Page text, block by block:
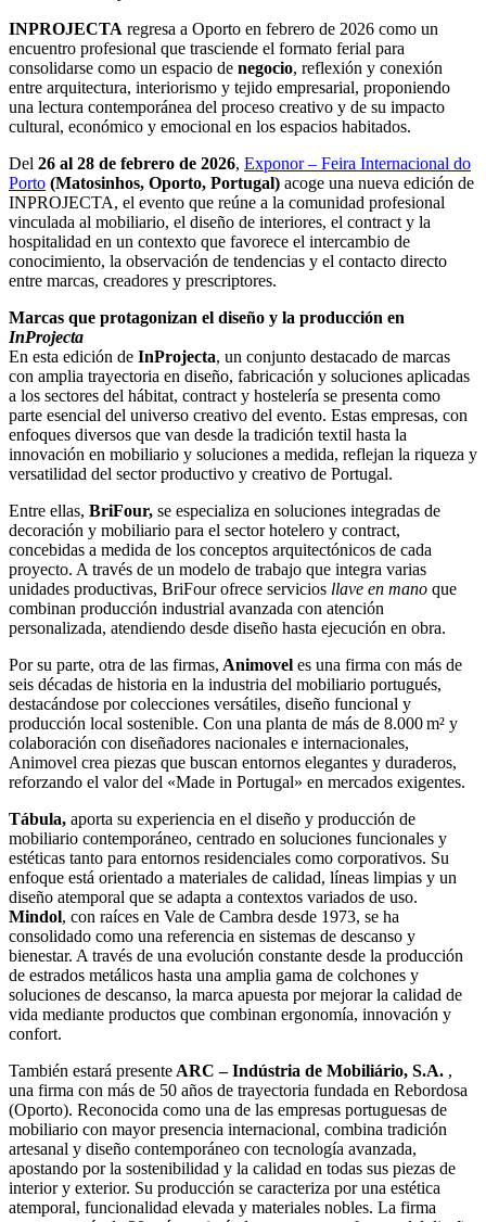
INPROJECTA regresa a Oporto en febrero de 2026 como un
encuentro profesional que trasciende el formato ferial para
consolidarse como un espacio de negocio, reflexión y conexión
entre arquitectura, interiorismo y tejido empresarial, proponiendo
una lectura contemporánea del proceso creativo y de su impacto
cultural, económico y emocional en los espacios habitados.
Del 26 al 28 de febrero de 2026, Exponor – Feira Internacional do
Porto (Matosinhos, Oporto, Portugal) acoge una nueva edición de
INPROJECTA, el evento que reúne a la comunidad profesional
vinculada al mobiliario, el diseño de interiores, el contract y la
hospitalidad en un contexto que favorece el intercambio de
conocimiento, la observación de tendencias y el contacto directo
entre marcas, creadores y prescriptores.
Marcas que protagonizan el diseño y la producción en
InProjecta
En esta edición de InProjecta, un conjunto destacado de marcas
con amplia trayectoria en diseño, fabricación y soluciones aplicadas
a los sectores del hábitat, contract y hostelería se presenta como
parte esencial del universo creativo del evento. Estas empresas, con
enfoques diversos que van desde la tradición textil hasta la
innovación en mobiliario y soluciones a medida, reflejan la riqueza y
versatilidad del sector productivo y creativo de Portugal.
Entre ellas, BriFour, se especializa en soluciones integradas de
decoración y mobiliario para el sector hotelero y contract,
concebidas a medida de los conceptos arquitectónicos de cada
proyecto. A través de un modelo de trabajo que integra varias
unidades productivas, BriFour ofrece servicios llave en mano que
combinan producción industrial avanzada con atención
personalizada, atendiendo desde diseño hasta ejecución en obra.
Por su parte, otra de las firmas, Animovel es una firma con más de
seis décadas de historia en la industria del mobiliario portugués,
destacándose por colecciones versátiles, diseño funcional y
producción local sostenible. Con una planta de más de 8.000 m² y
colaboración con diseñadores nacionales e internacionales,
Animovel crea piezas que buscan entornos elegantes y duraderos,
reforzando el valor del «Made in Portugal» en mercados exigentes.
Tábula, aporta su experiencia en el diseño y producción de
mobiliario contemporáneo, centrado en soluciones funcionales y
estéticas tanto para entornos residenciales como corporativos. Su
enfoque está orientado a materiales de calidad, líneas limpias y un
diseño atemporal que se adapta a contextos variados de uso.
Mindol, con raíces en Vale de Cambra desde 1973, se ha
consolidado como una referencia en sistemas de descanso y
bienestar. A través de una evolución constante desde la producción
de estrados metálicos hasta una amplia gama de colchones y
soluciones de descanso, la marca apuesta por mejorar la calidad de
vida mediante productos que combinan ergonomía, innovación y
confort.
También estará presente ARC – Indústria de Mobiliário, S.A. ,
una firma con más de 50 años de trayectoria fundada en Rebordosa
(Oporto). Reconocida como una de las empresas portuguesas de
mobiliario con mayor presencia internacional, combina tradición
artesanal y diseño contemporáneo con tecnología avanzada,
apostando por la sostenibilidad y la calidad en todas sus piezas de
interior y exterior. Su producción se caracteriza por una estética
atemporal, funcionalidad elevada y materiales nobles. La firma